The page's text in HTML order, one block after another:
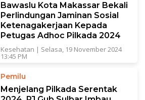
Bawaslu Kota Makassar Bekali
Perlindungan Jaminan Sosial
Ketenagakerjaan Kepada
Petugas Adhoc Pilkada 2024
Kesehatan | Selasa, 19 November 2024
13:45 PM
Pemilu
Menjelang Pilkada Serentak